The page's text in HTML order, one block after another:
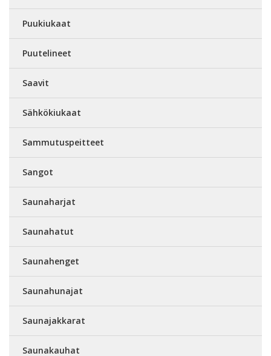
Puukiukaat
Puutelineet
Saavit
Sähkökiukaat
Sammutuspeitteet
Sangot
Saunaharjat
Saunahatut
Saunahenget
Saunahunajat
Saunajakkarat
Saunakauhat